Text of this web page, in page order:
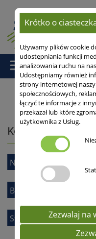
Strona główna/ Kontakt
Kontakt
Nasi doradcy
Biuro
Stacja doświadczalna
Krótko o
Używamy plików cookie
udostępniania funkcji
analizowania ruchu na
Udostępniamy również
strony internetowej
społecznościowych,
łączyć te informacje z
przekazał lub które
użytkownika z Usług.
Zezwalaj na